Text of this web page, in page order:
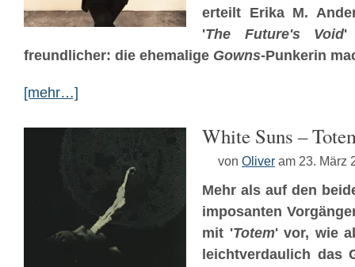
erteilt Erika M.
'The Future's Void'
freundlicher: die ehemalige Gowns-Punkerin
[mehr…]
White Suns –
von Oliver am 23. März
Mehr als auf den
imposanten
mit 'Totem' vor, wie
leichtverdaulich das